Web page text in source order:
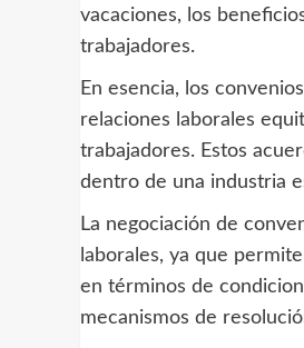
vacaciones, los
trabajadores.
En esencia, los
relaciones laborales
trabajadores. Estos
dentro de una industria
La negociación de
laborales, ya que
en términos de
mecanismos de